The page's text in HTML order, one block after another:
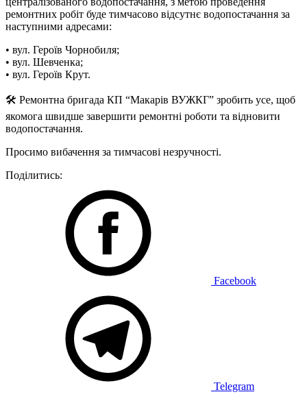
ремонтних робіт буде тимчасово відсутнє водопостачання за
наступними адресами:
• вул. Героїв Чорнобиля;
• вул. Шевченка;
• вул. Героїв Крут.
🛠 Ремонтна бригада КП “Макарів ВУЖКГ” зробить усе, щоб
якомога швидше завершити ремонтні роботи та відновити
водопостачання.
Просимо вибачення за тимчасові незручності.
Поділитись:
Facebook
Telegram